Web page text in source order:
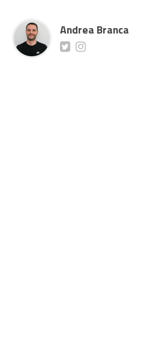
Andrea Branca